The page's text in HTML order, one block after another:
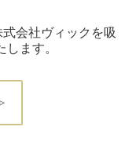
会社ヴィックを吸
ます。